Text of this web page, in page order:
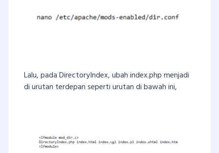
Lalu, pada DirectoryIndex, ubah index.php menjadi
di urutan terdepan seperti urutan di bawah ini,